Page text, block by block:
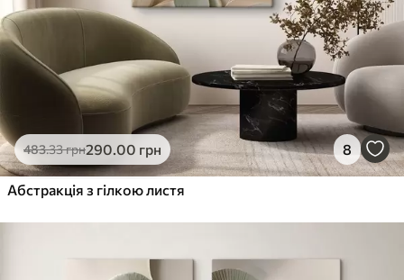
483.33грн290.00 грн 8
Абстракція з гілкою листя